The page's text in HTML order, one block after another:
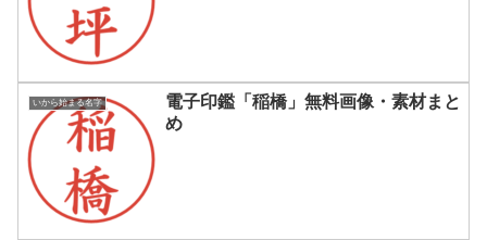
いから始まる名字
電子印鑑「稲橋」無料画像・素材まと
め